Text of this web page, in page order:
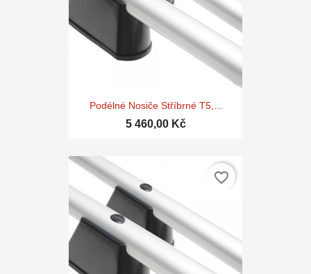
Podélné Nosiče Stříbrné T5,...
5 460,00 Kč
favorite_border